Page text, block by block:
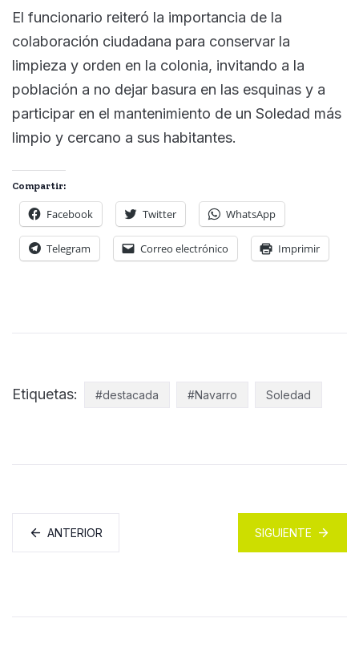
El funcionario reiteró la importancia de la
colaboración ciudadana para conservar la
limpieza y orden en la colonia, invitando a la
población a no dejar basura en las esquinas y a
participar en el mantenimiento de un Soledad más
limpio y cercano a sus habitantes.
Compartir:
Facebook Twitter WhatsApp
Telegram Correo electrónico Imprimir
Etiquetas: #destacada #Navarro Soledad
ANTERIOR SIGUIENTE